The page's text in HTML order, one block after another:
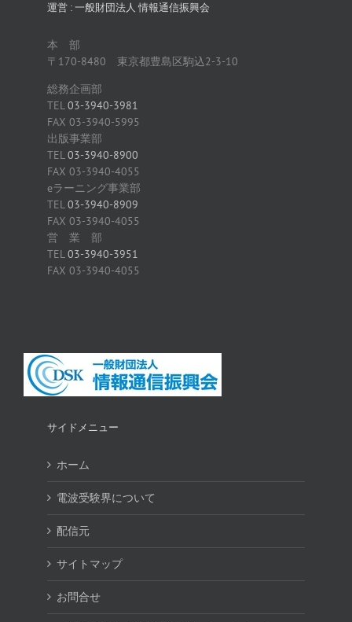
運営 : 一般財団法人 情報通信振興会
本 部
〒170-8480 東京都豊島区駒込2-3-10
総務企画部
TEL03-3940-3981
FAX 03-3940-5995
出版事業部
TEL03-3940-8900
FAX 03-3940-4055
eラーニング事業部
TEL03-3940-8909
FAX 03-3940-4055
営 業 部
TEL03-3940-3951
FAX 03-3940-4055
サイドメニュー
ホーム
電波受験界について
配信元
サイトマップ
お問合せ